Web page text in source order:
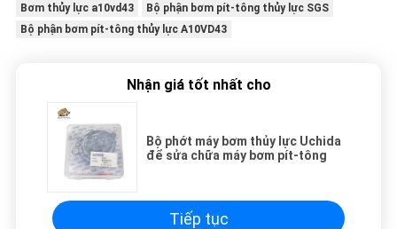
Bơm thủy lực a10vd43
Bộ phận bơm pít-tông thủy lực SGS
Bộ phận bơm pít-tông thủy lực A10VD43
Nhận giá tốt nhất cho
Bộ phớt máy bơm thủy lực Uchida
để sửa chữa máy bơm pít-tông
Tiếp tục